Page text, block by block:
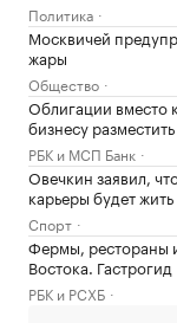
Политика
Москвичей
жары
Общество
Облигации вместо
бизнесу
РБК и МСП Банк
Овечкин заявил,
карьеры будет
Спорт
Фермы, рестораны
Востока. Гастрогид
РБК и РСХБ